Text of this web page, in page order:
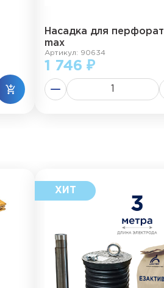
Насадка для
max
Артикул: 90634
1 746 ₽